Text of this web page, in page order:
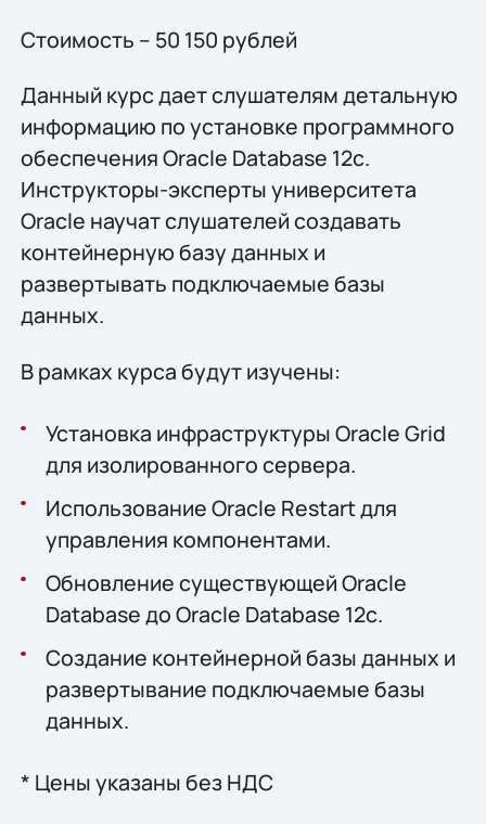
Стоимость – 50 150 рублей
Данный курс дает слушателям детальную
информацию по установке программного
обеспечения Oracle Database 12c.
Инструкторы-эксперты университета
Oracle научат слушателей создавать
контейнерную базу данных и
развертывать подключаемые базы
данных.
В рамках курса будут изучены:
Установка инфраструктуры Oracle Grid
для изолированного сервера.
Использование Oracle Restart для
управления компонентами.
Обновление существующей Oracle
Database до Oracle Database 12c.
Создание контейнерной базы данных и
развертывание подключаемые базы
данных.
* Цены указаны без НДС